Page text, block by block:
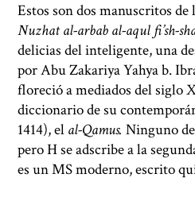
Estos son dos manuscritos
Nuzhat al-arbab al-aqul fi’sh-
delicias del inteligente, una
por Abu Zakariya Yahya b.
floreció a mediados del siglo
diccionario de su
1414), el al-Qamus.Ninguno
pero H se adscribe a la
es un MS moderno, escrito